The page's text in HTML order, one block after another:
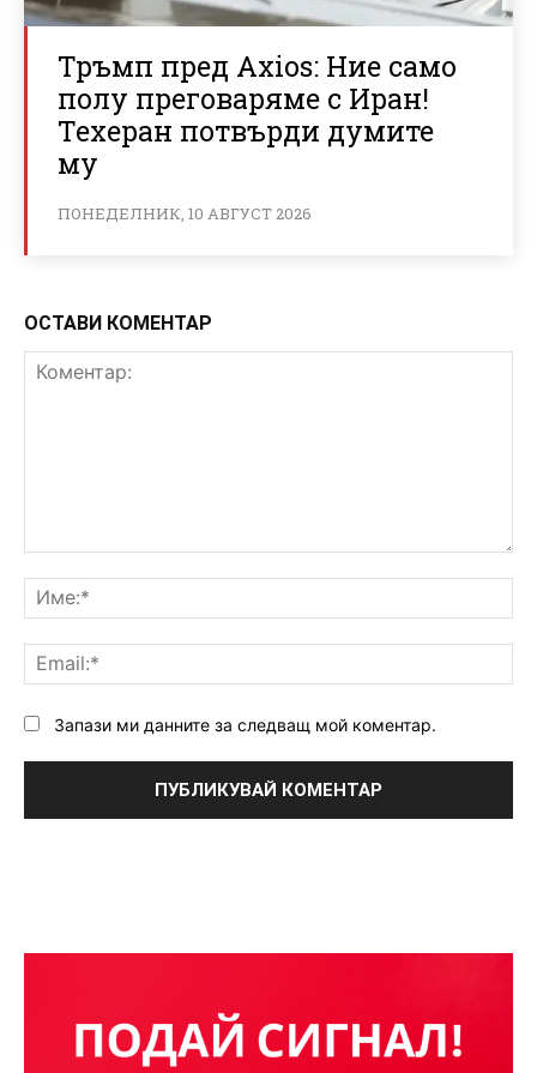
Тръмп пред Axios: Ние само
полу преговаряме с Иран!
Техеран потвърди думите
му
ПОНЕДЕЛНИК, 10 АВГУСТ 2026
ОСТАВИ КОМЕНТАР
Запази ми данните за следващ мой коментар.